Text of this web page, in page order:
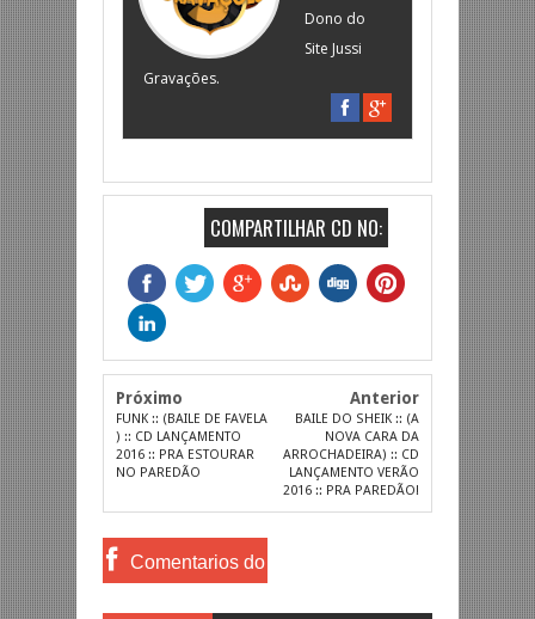
Dono do
Site Jussi
Gravações.
COMPARTILHAR CD NO:
Próximo
FUNK :: (BAILE DE FAVELA
) :: CD LANÇAMENTO
2016 :: PRA ESTOURAR
NO PAREDÃO
Anterior
BAILE DO SHEIK :: (A
NOVA CARA DA
ARROCHADEIRA) :: CD
LANÇAMENTO VERÃO
2016 :: PRA PAREDÃO!
Comentarios do